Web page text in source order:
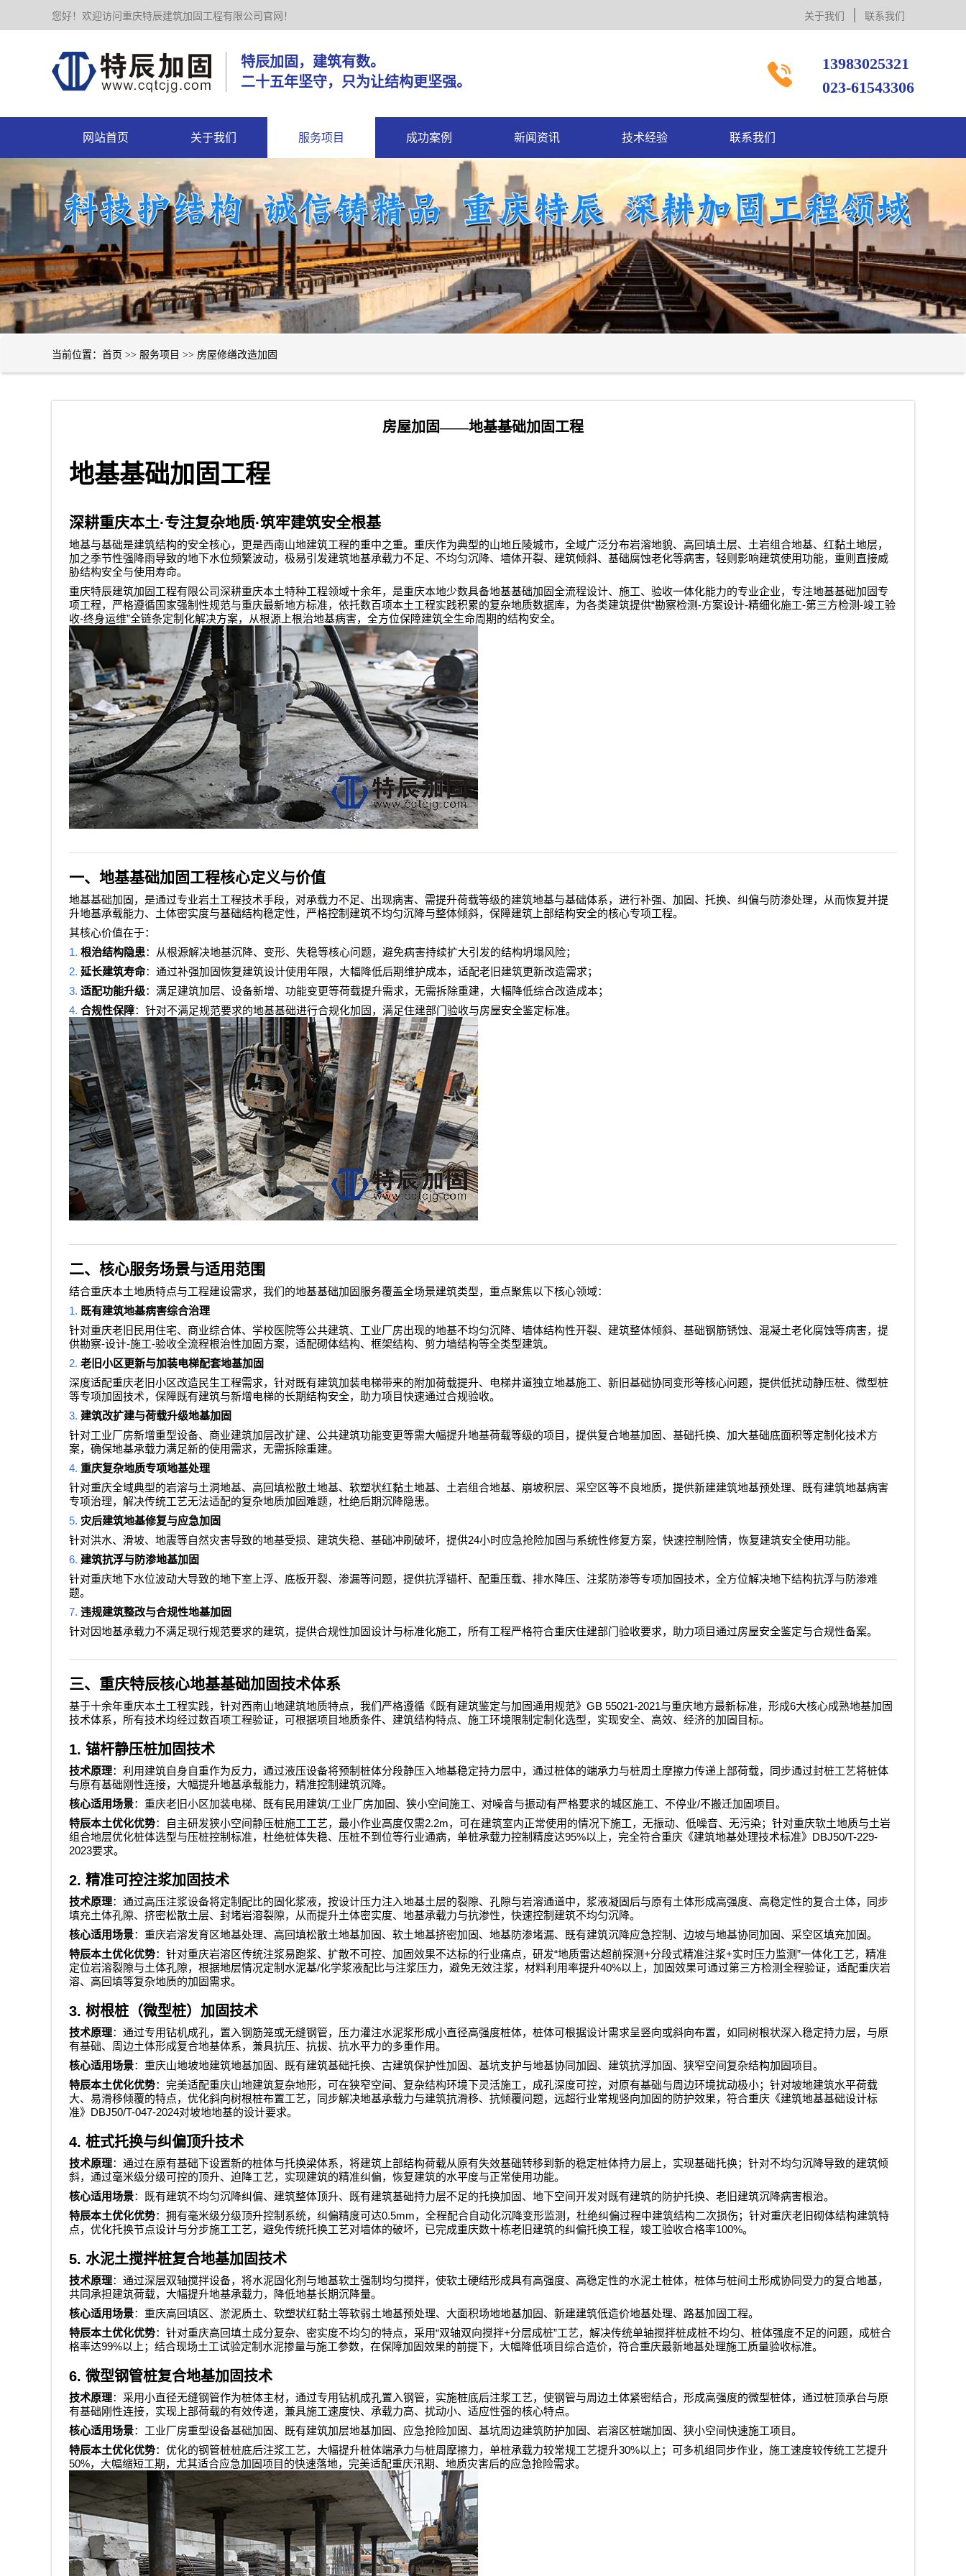
您好！欢迎访问重庆特辰建筑加固工程有限公司官网！ 关于我们 联系我们
特辰加固，建筑有数。
二十五年坚守，只为让结构更坚强。

13983025321
023-61543306
网站首页 关于我们 服务项目 成功案例 新闻资讯 技术经验 联系我们
当前位置： 首页 >> 服务项目 >> 房屋修缮改造加固
房屋加固——地基基础加固工程
地基基础加固工程
深耕重庆本土·专注复杂地质·筑牢建筑安全根基
地基与基础是建筑结构的安全核心，更是西南山地建筑工程的重中之重。重庆作为典型的山地丘陵城市，全域广泛分布岩溶地貌、高回填土层、土岩组合地基、红黏土地层，
加之季节性强降雨导致的地下水位频繁波动，极易引发建筑地基承载力不足、不均匀沉降、墙体开裂、建筑倾斜、基础腐蚀老化等病害，轻则影响建筑使用功能，重则直接威
胁结构安全与使用寿命。
重庆特辰建筑加固工程有限公司 深耕重庆本土特种工程领域十余年，是重庆本地少数具备地基基础加固全流程设计、施工、验收一体化能力的专业企业，专注地基基础加固专
项工程，严格遵循国家强制性规范与重庆最新地方标准，依托数百项本土工程实践积累的复杂地质数据库，为各类建筑提供“勘察检测-方案设计-精细化施工-第三方检测-竣工验
收-终身运维”全链条定制化解决方案，从根源上根治地基病害，全方位保障建筑全生命周期的结构安全。
一、地基基础加固工程核心定义与价值
地基基础加固，是通过专业岩土工程技术手段，对承载力不足、出现病害、需提升荷载等级的建筑地基与基础体系，进行补强、加固、托换、纠偏与防渗处理，从而恢复并提
升地基承载能力、土体密实度与基础结构稳定性，严格控制建筑不均匀沉降与整体倾斜，保障建筑上部结构安全的核心专项工程。
其核心价值在于：
1. 根治结构隐患：从根源解决地基沉降、变形、失稳等核心问题，避免病害持续扩大引发的结构坍塌风险；
2. 延长建筑寿命：通过补强加固恢复建筑设计使用年限，大幅降低后期维护成本，适配老旧建筑更新改造需求；
3. 适配功能升级：满足建筑加层、设备新增、功能变更等荷载提升需求，无需拆除重建，大幅降低综合改造成本；
4. 合规性保障：针对不满足规范要求的地基基础进行合规化加固，满足住建部门验收与房屋安全鉴定标准。
二、核心服务场景与适用范围
结合重庆本土地质特点与工程建设需求，我们的地基基础加固服务覆盖全场景建筑类型，重点聚焦以下核心领域：
1. 既有建筑地基病害综合治理
针对重庆老旧民用住宅、商业综合体、学校医院等公共建筑、工业厂房出现的地基不均匀沉降、墙体结构性开裂、建筑整体倾斜、基础钢筋锈蚀、混凝土老化腐蚀等病害，提
供勘察-设计-施工-验收全流程根治性加固方案，适配砌体结构、框架结构、剪力墙结构等全类型建筑。
2. 老旧小区更新与加装电梯配套地基加固
深度适配重庆老旧小区改造民生工程需求，针对既有建筑加装电梯带来的附加荷载提升、电梯井道独立地基施工、新旧基础协同变形等核心问题，提供低扰动静压桩、微型桩
等专项加固技术，保障既有建筑与新增电梯的长期结构安全，助力项目快速通过合规验收。
3. 建筑改扩建与荷载升级地基加固
针对工业厂房新增重型设备、商业建筑加层改扩建、公共建筑功能变更等需大幅提升地基荷载等级的项目，提供复合地基加固、基础托换、加大基础底面积等定制化技术方
案，确保地基承载力满足新的使用需求，无需拆除重建。
4. 重庆复杂地质专项地基处理
针对重庆全域典型的岩溶与土洞地基、高回填松散土地基、软塑状红黏土地基、土岩组合地基、崩坡积层、采空区等不良地质，提供新建建筑地基预处理、既有建筑地基病害
专项治理，解决传统工艺无法适配的复杂地质加固难题，杜绝后期沉降隐患。
5. 灾后建筑地基修复与应急加固
针对洪水、滑坡、地震等自然灾害导致的地基受损、建筑失稳、基础冲刷破坏，提供24小时应急抢险加固与系统性修复方案，快速控制险情，恢复建筑安全使用功能。
6. 建筑抗浮与防渗地基加固
针对重庆地下水位波动大导致的地下室上浮、底板开裂、渗漏等问题，提供抗浮锚杆、配重压载、排水降压、注浆防渗等专项加固技术，全方位解决地下结构抗浮与防渗难
题。
7. 违规建筑整改与合规性地基加固
针对因地基承载力不满足现行规范要求的建筑，提供合规性加固设计与标准化施工，所有工程严格符合重庆住建部门验收要求，助力项目通过房屋安全鉴定与合规性备案。
三、重庆特辰核心地基基础加固技术体系
基于十余年重庆本土工程实践，针对西南山地建筑地质特点，我们严格遵循《既有建筑鉴定与加固通用规范》 GB 55021-2021与重庆地方最新标准，形成6大核心成熟地基加固
技术体系，所有技术均经过数百项工程验证，可根据项目地质条件、建筑结构特点、施工环境限制定制化选型，实现安全、高效、经济的加固目标。
1. 锚杆静压桩加固技术
技术原理：利用建筑自身自重作为反力，通过液压设备将预制桩体分段静压入地基稳定持力层中，通过桩体的端承力与桩周土摩擦力传递上部荷载，同步通过封桩工艺将桩体
与原有基础刚性连接，大幅提升地基承载能力，精准控制建筑沉降。
核心适用场景：重庆老旧小区加装电梯、既有民用建筑/工业厂房加固、狭小空间施工、对噪音与振动有严格要求的城区施工、不停业/不搬迁加固项目。
特辰本土优化优势：自主研发狭小空间静压桩施工工艺，最小作业高度仅需2.2m，可在建筑室内正常使用的情况下施工，无振动、低噪音、无污染；针对重庆软土地质与土岩
组合地层优化桩体选型与压桩控制标准，杜绝桩体失稳、压桩不到位等行业通病，单桩承载力控制精度达95%以上，完全符合重庆《建筑地基处理技术标准》 DBJ50/T-229-
2023要求。
2. 精准可控注浆加固技术
技术原理：通过高压注浆设备将定制配比的固化浆液，按设计压力注入地基土层的裂隙、孔隙与岩溶通道中，浆液凝固后与原有土体形成高强度、高稳定性的复合土体，同步
填充土体孔隙、挤密松散土层、封堵岩溶裂隙，从而提升土体密实度、地基承载力与抗渗性，快速控制建筑不均匀沉降。
核心适用场景：重庆岩溶发育区地基处理、高回填松散土地基加固、软土地基挤密加固、地基防渗堵漏、既有建筑沉降应急控制、边坡与地基协同加固、采空区填充加固。
特辰本土优化优势：针对重庆岩溶区传统注浆易跑浆、扩散不可控、加固效果不达标的行业痛点，研发“地质雷达超前探测+分段式精准注浆+实时压力监测”一体化工艺，精准
定位岩溶裂隙与土体孔隙，根据地层情况定制水泥基/化学浆液配比与注浆压力，避免无效注浆，材料利用率提升40%以上，加固效果可通过第三方检测全程验证，适配重庆岩
溶、高回填等复杂地质的加固需求。
3. 树根桩（微型桩）加固技术
技术原理：通过专用钻机成孔，置入钢筋笼或无缝钢管，压力灌注水泥浆形成小直径高强度桩体，桩体可根据设计需求呈竖向或斜向布置，如同树根状深入稳定持力层，与原
有基础、周边土体形成复合地基体系，兼具抗压、抗拔、抗水平力的多重作用。
核心适用场景：重庆山地坡地建筑地基加固、既有建筑基础托换、古建筑保护性加固、基坑支护与地基协同加固、建筑抗浮加固、狭窄空间复杂结构加固项目。
特辰本土优化优势：完美适配重庆山地建筑复杂地形，可在狭窄空间、复杂结构环境下灵活施工，成孔深度可控，对原有基础与周边环境扰动极小；针对坡地建筑水平荷载
大、易滑移倾覆的特点，优化斜向树根桩布置工艺，同步解决地基承载力与建筑抗滑移、抗倾覆问题，远超行业常规竖向加固的防护效果，符合重庆《建筑地基基础设计标
准》 DBJ50/T-047-2024对坡地地基的设计要求。
4. 桩式托换与纠偏顶升技术
技术原理：通过在原有基础下设置新的桩体与托换梁体系，将建筑上部结构荷载从原有失效基础转移到新的稳定桩体持力层上，实现基础托换；针对不均匀沉降导致的建筑倾
斜，通过毫米级分级可控的顶升、迫降工艺，实现建筑的精准纠偏，恢复建筑的水平度与正常使用功能。
核心适用场景：既有建筑不均匀沉降纠偏、建筑整体顶升、既有建筑基础持力层不足的托换加固、地下空间开发对既有建筑的防护托换、老旧建筑沉降病害根治。
特辰本土优化优势：拥有毫米级分级顶升控制系统，纠偏精度可达0.5mm，全程配合自动化沉降变形监测，杜绝纠偏过程中建筑结构二次损伤；针对重庆老旧砌体结构建筑特
点，优化托换节点设计与分步施工工艺，避免传统托换工艺对墙体的破坏，已完成重庆数十栋老旧建筑的纠偏托换工程，竣工验收合格率100%。
5. 水泥土搅拌桩复合地基加固技术
技术原理：通过深层双轴搅拌设备，将水泥固化剂与地基软土强制均匀搅拌，使软土硬结形成具有高强度、高稳定性的水泥土桩体，桩体与桩间土形成协同受力的复合地基，
共同承担建筑荷载，大幅提升地基承载力，降低地基长期沉降量。
核心适用场景：重庆高回填区、淤泥质土、软塑状红黏土等软弱土地基预处理、大面积场地地基加固、新建建筑低造价地基处理、路基加固工程。
特辰本土优化优势：针对重庆高回填土成分复杂、密实度不均匀的特点，采用“双轴双向搅拌+分层成桩”工艺，解决传统单轴搅拌桩成桩不均匀、桩体强度不足的问题，成桩合
格率达99%以上；结合现场土工试验定制水泥掺量与施工参数，在保障加固效果的前提下，大幅降低项目综合造价，符合重庆最新地基处理施工质量验收标准。
6. 微型钢管桩复合地基加固技术
技术原理：采用小直径无缝钢管作为桩体主材，通过专用钻机成孔置入钢管，实施桩底后注浆工艺，使钢管与周边土体紧密结合，形成高强度的微型桩体，通过桩顶承台与原
有基础刚性连接，实现上部荷载的有效传递，兼具施工速度快、承载力高、扰动小、适应性强的核心特点。
核心适用场景：工业厂房重型设备基础加固、既有建筑加层地基加固、应急抢险加固、基坑周边建筑防护加固、岩溶区桩端加固、狭小空间快速施工项目。
特辰本土优化优势：优化的钢管桩桩底后注浆工艺，大幅提升桩体端承力与桩周摩擦力，单桩承载力较常规工艺提升30%以上；可多机组同步作业，施工速度较传统工艺提升
50%，大幅缩短工期，尤其适合应急加固项目的快速落地，完美适配重庆汛期、地质灾害后的应急抢险需求。